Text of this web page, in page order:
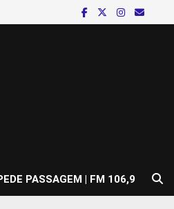
PASSAGEM | FM 106,9